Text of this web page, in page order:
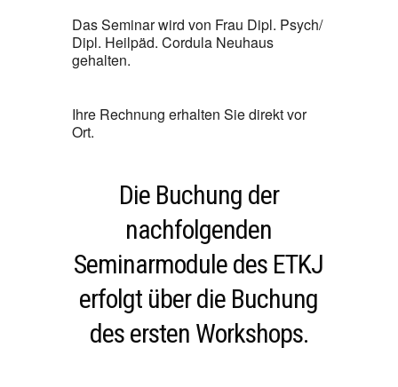
Das Seminar wird von Frau Dipl. Psych/
Dipl. Heilpäd. Cordula Neuhaus
gehalten.
Ihre Rechnung erhalten Sie direkt vor
Ort.
Die Buchung der
nachfolgenden
Seminarmodule des ETKJ
erfolgt über die Buchung
des ersten Workshops.